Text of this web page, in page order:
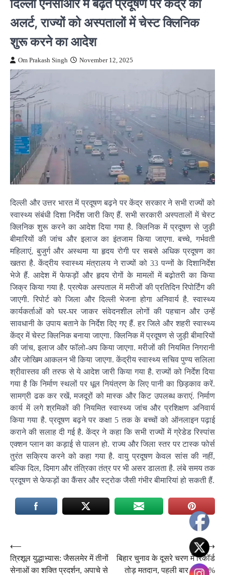
अलर्ट, राज्यों को अस्पतालों में चेस्ट क्लिनिक
शुरू करने का आदेश
Om Prakash Singh November 12, 2025
दिल्ली और उत्तर भारत में प्रदूषण बढ़ने पर केंद्र सरकार ने सभी राज्यों को
स्वास्थ्य संबंधी दिशा निर्देश जारी किए हैं. सभी सरकारी अस्पतालों में चेस्ट
क्लिनिक शुरू करने का आदेश दिया गया है. क्लिनिक में प्रदूषण से जुड़ी
बीमारियों की जांच और इलाज का इंतजाम किया जाएगा. बच्चे, गर्भवती
महिलाएं, बुजुर्ग और अस्थमा या हृदय रोगी पर सबसे अधिक प्रदूषण का
खतरा है. केंद्रीय स्वास्थ्य मंत्रालय ने राज्यों को 33 पन्नों के दिशानिर्देश
भेजे हैं. आदेश में फेफड़ों और हृदय रोगों के मामलों में बढ़ोतरी का किया
जिक्र किया गया है. प्रत्येक अस्पताल में मरीजों की प्रतिदिन रिपोर्टिंग की
जाएगी. रिपोर्ट को जिला और दिल्ली भेजना होगा अनिवार्य है. स्वास्थ्य
कार्यकर्ताओं को घर-घर जाकर संवेदनशील लोगों की पहचान और उन्हें
सावधानी के उपाय बताने के निर्देश दिए गए हैं. हर जिले और शहरी स्वास्थ्य
केंद्र में चेस्ट क्लिनिक बनाया जाएगा. क्लिनिक में प्रदूषण से जुड़ी बीमारियों
की जांच, इलाज और फॉलो-अप किया जाएगा. मरीजों की नियमित निगरानी
और जोखिम आकलन भी किया जाएगा. केंद्रीय स्वास्थ्य सचिव पुण्य सलिला
श्रीवास्तव की तरफ से ये आदेश जारी किया गया है. राज्यों को निर्देश दिया
गया है कि निर्माण स्थलों पर धूल नियंत्रण के लिए पानी का छिड़काव करें.
सामग्री ढक कर रखें, मजदूरों को मास्क और किट उपलब्ध कराएं. निर्माण
कार्य में लगे श्रमिकों की नियमित स्वास्थ्य जांच और प्रशिक्षण अनिवार्य
किया गया है. प्रदूषण बढ़ने पर कक्षा 5 तक के बच्चों को ऑनलाइन पढ़ाई
कराने की सलाह दी गई है. केंद्र ने कहा कि सभी राज्यों में ग्रेडेड रिस्पांस
एक्शन प्लान का कड़ाई से पालन हो. राज्य और जिला स्तर पर टास्क फोर्स
तुरंत सक्रिय करने को कहा गया है. वायु प्रदूषण केवल सांस की नहीं,
बल्कि दिल, दिमाग और तंत्रिका तंत्र पर भी असर डालता है. लंबे समय तक
प्रदूषण से फेफड़ों का कैंसर और स्ट्रोक जैसी गंभीर बीमारियां हो सकती हैं.
Post
navigation
⟵
त्रिशूल युद्धाभ्यास: जैसलमेर में तीनों
सेनाओं का शक्ति प्रदर्शन, अपाचे से
बिहार चुनाव के दूसरे चरण में रिकॉर्ड
तोड़ मतदान, पहली बार 66.90%
⟶